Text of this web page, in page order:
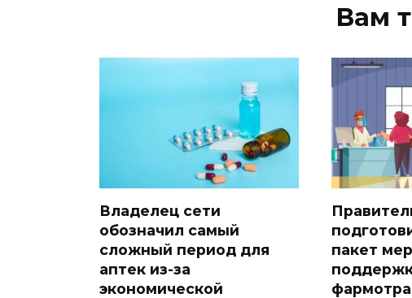
Вам
Владелец сети
обозначил самый
сложный период для
аптек из-за
экономической
пакет